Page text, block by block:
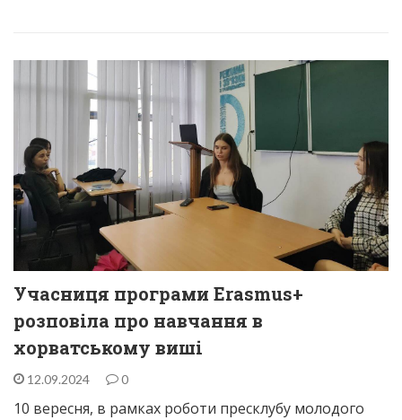
Учасниця програми Erasmus+
розповіла про навчання в
хорватському виші
12.09.2024 0
10 вересня, в рамках роботи пресклубу молодого